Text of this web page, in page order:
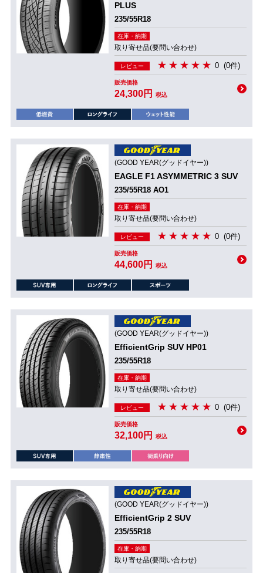
PLUS
235/55R18
在庫・納期
取り寄せ品(要問い合わせ)
レビュー 0 (0件)
販売価格
24,300円 税込
(GOOD YEAR(グッドイヤー))
EAGLE F1 ASYMMETRIC 3 SUV
235/55R18 AO1
在庫・納期
取り寄せ品(要問い合わせ)
レビュー 0 (0件)
販売価格
44,600円 税込
(GOOD YEAR(グッドイヤー))
EfficientGrip SUV HP01
235/55R18
在庫・納期
取り寄せ品(要問い合わせ)
レビュー 0 (0件)
販売価格
32,100円 税込
(GOOD YEAR(グッドイヤー))
EfficientGrip 2 SUV
235/55R18
在庫・納期
取り寄せ品(要問い合わせ)